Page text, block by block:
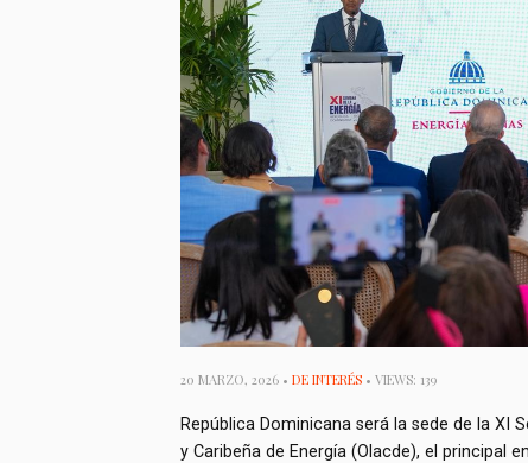
20 MARZO, 2026 • DE INTERÉS • VIEWS: 139
República Dominicana será la sede de la XI
y Caribeña de Energía (Olacde), el principal